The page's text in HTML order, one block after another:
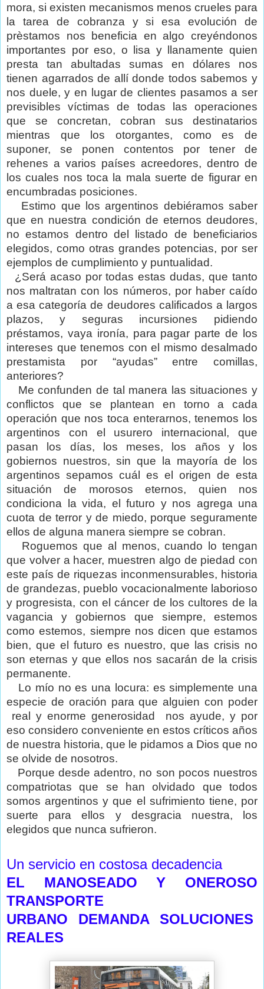
mora, si existen mecanismos menos crueles para
la tarea de cobranza y si esa evolución de
prèstamos nos beneficia en algo creyéndonos
importantes por eso, o lisa y llanamente quien
presta tan abultadas sumas en dólares nos
tienen agarrados de allí donde todos sabemos y
nos duele, y en lugar de clientes pasamos a ser
previsibles víctimas de todas las operaciones
que se concretan, cobran sus destinatarios
mientras que los otorgantes, como es de
suponer, se ponen contentos por tener de
rehenes a varios países acreedores, dentro de
los cuales nos toca la mala suerte de figurar en
encumbradas posiciones.
Estimo que los argentinos debiéramos saber
que en nuestra condición de eternos deudores,
no estamos dentro del listado de beneficiarios
elegidos, como otras grandes potencias, por ser
ejemplos de cumplimiento y puntualidad.
¿Será acaso por todas estas dudas, que tanto
nos maltratan con los números, por haber caído
a esa categoría de deudores calificados a largos
plazos, y seguras incursiones pidiendo
préstamos, vaya ironía, para pagar parte de los
intereses que tenemos con el mismo desalmado
prestamista por “ayudas” entre comillas,
anteriores?
Me confunden de tal manera las situaciones y
conflictos que se plantean en torno a cada
operación que nos toca enterarnos, tenemos los
argentinos con el usurero internacional, que
pasan los días, los meses, los años y los
gobiernos nuestros, sin que la mayoría de los
argentinos sepamos cuál es el origen de esta
situación de morosos eternos, quien nos
condiciona la vida, el futuro y nos agrega una
cuota de terror y de miedo, porque seguramente
ellos de alguna manera siempre se cobran.
Roguemos que al menos, cuando lo tengan
que volver a hacer, muestren algo de piedad con
este país de riquezas inconmensurables, historia
de grandezas, pueblo vocacionalmente laborioso
y progresista, con el cáncer de los cultores de la
vagancia y gobiernos que siempre, estemos
como estemos, siempre nos dicen que estamos
bien, que el futuro es nuestro, que las crisis no
son eternas y que ellos nos sacarán de la crisis
permanente.
Lo mío no es una locura: es simplemente una
especie de oración para que alguien con poder
real y enorme generosidad
nos ayude, y por
eso considero conveniente en estos críticos años
de nuestra historia, que le pidamos a Dios que no
se olvide de nosotros.
Porque desde adentro, no son pocos nuestros
compatriotas que se han olvidado que todos
somos argentinos y que el sufrimiento tiene, por
suerte para ellos y desgracia nuestra, los
elegidos que nunca sufrieron.
Un servicio en costosa decadencia
EL MANOSEADO Y ONEROSO
TRANSPORTE
URBANO DEMANDA SOLUCIONES
REALES